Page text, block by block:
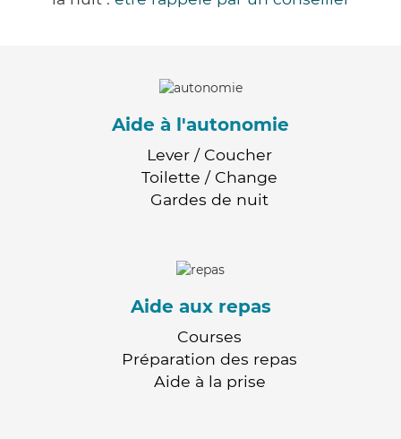
Aide à l'autonomie
Lever / Coucher
Toilette / Change
Gardes de nuit
Aide aux repas
Courses
Préparation des repas
Aide à la prise